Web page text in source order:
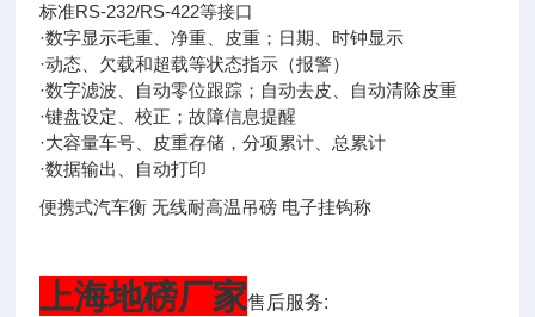
标准RS-232/RS-422等接口
·数字显示毛重、净重、皮重；日期、时钟显示
·动态、欠载和超载等状态指示（报警）
·数字滤波、自动零位跟踪；自动去皮、自动清除皮重
·键盘设定、校正；故障信息提醒
·大容量车号、皮重存储，分项累计、总累计
·数据输出、自动打印
便携式汽车衡 无线耐高温吊磅 电子挂钩称
上海地磅厂家售后服务: